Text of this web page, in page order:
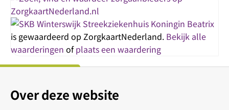
Streekziekenhuis Koningin Beatrix
is gewaardeerd op ZorgkaartNederland. Bekijk alle
waarderingen ofplaats een waardering
Over deze website